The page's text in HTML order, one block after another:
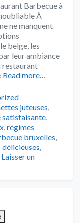
Barbecue à
À
ne manquent
belge, les
leur ambiance
restaurant
Read more…
juteuses,
satisfaisante,
,régimes
bruxelles,
délicieuses,
Laisser un